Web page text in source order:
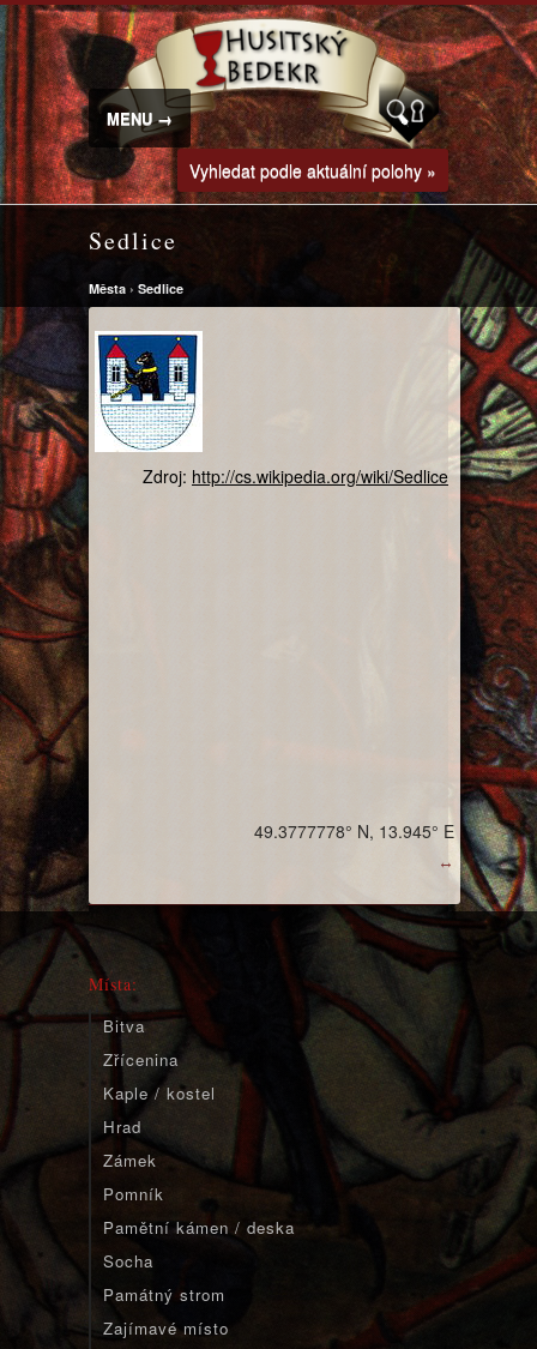
MENU →
Vyhledat podle aktuální polohy »
Sedlice
Města › Sedlice
Zdroj: http://cs.wikipedia.org/wiki/Sedlice
↔
49.3777778° N, 13.945° E
Místa:
Bitva
Zřícenina
Kaple / kostel
Hrad
Zámek
Pomník
Pamětní kámen / deska
Socha
Památný strom
Zajímavé místo